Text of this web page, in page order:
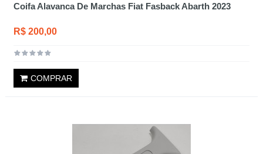
Coifa Alavanca De Marchas Fiat Fasback Abarth 2023
R$ 200,00
COMPRAR